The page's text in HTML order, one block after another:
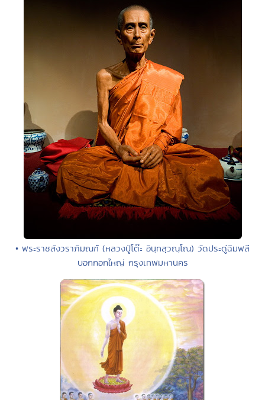
• พระราชสังวราภิมณฑ์ (หลวงปู่โต๊ะ อินฺทสุวณฺโณ) วัดประดู่ฉิมพลี
บอกกอกใหญ่ กรุงเทพมหานคร